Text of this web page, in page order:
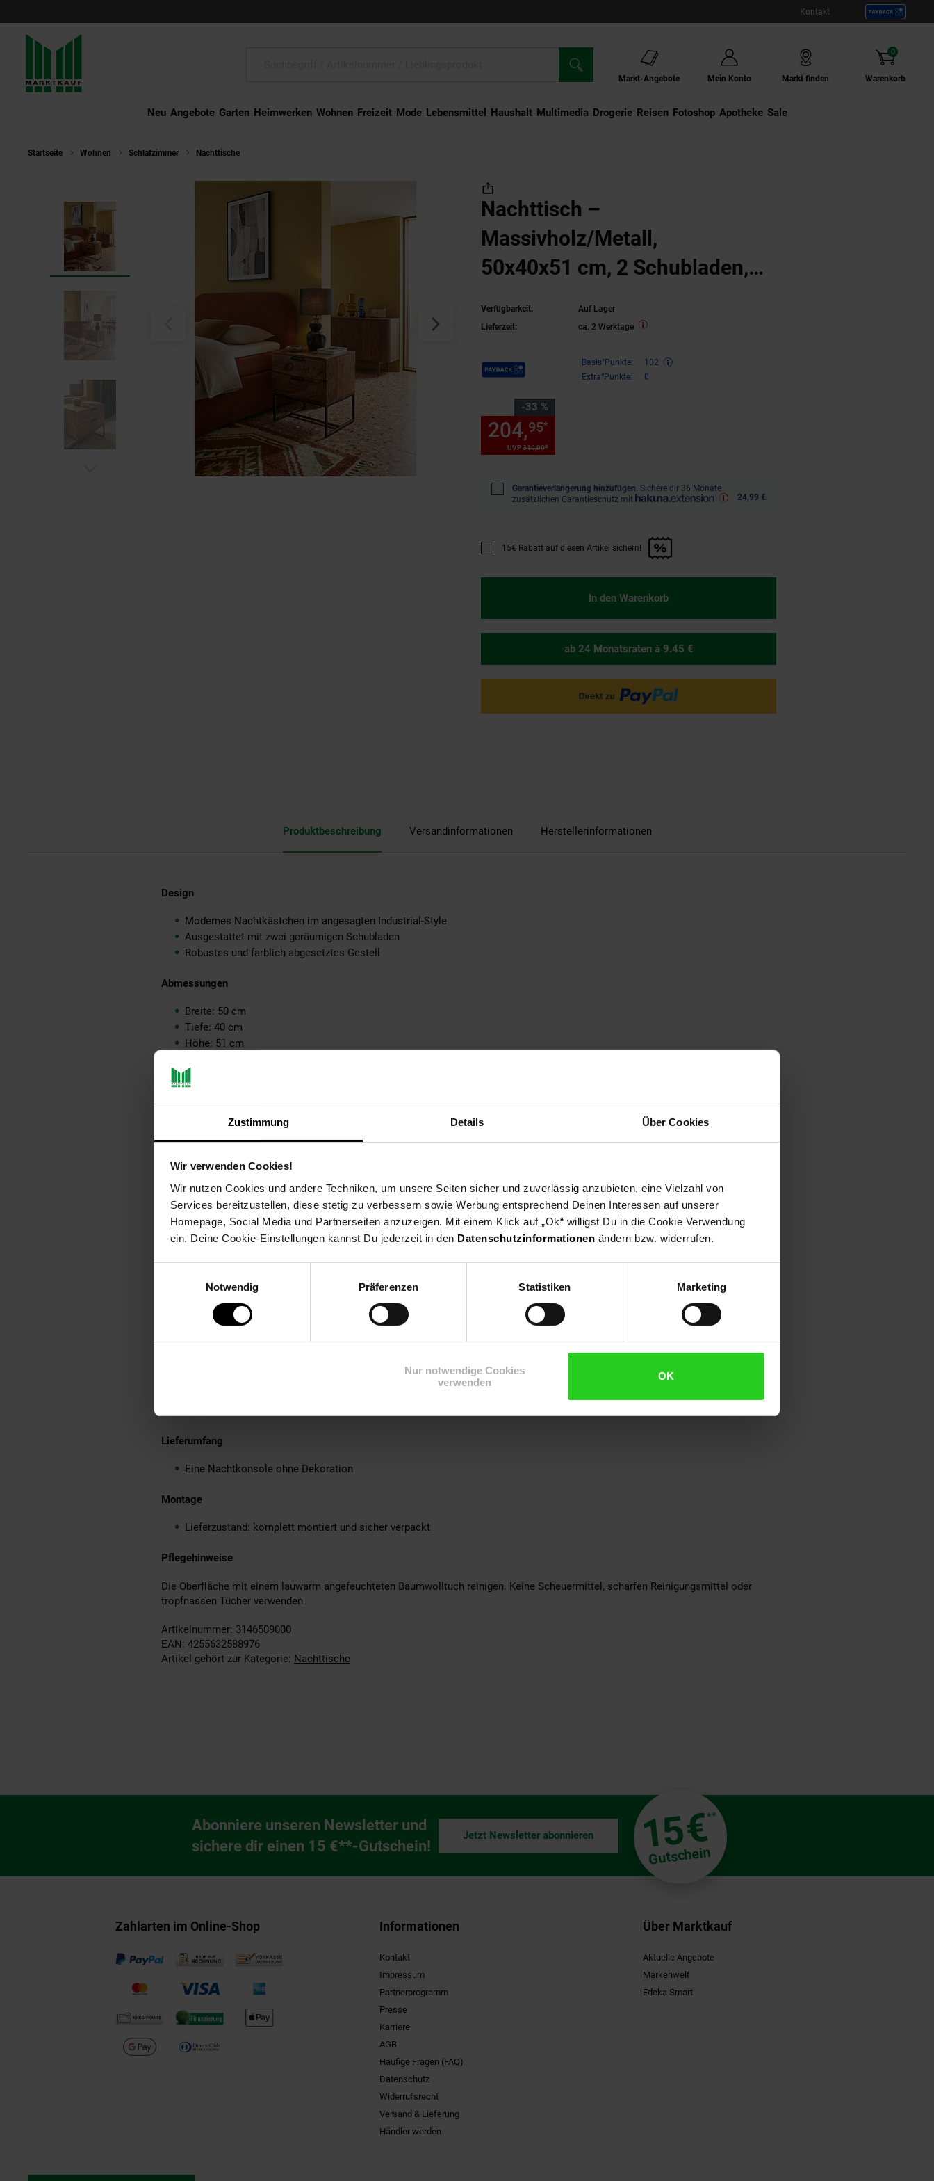
Zustimmung Details Über Cookies
Wir verwenden Cookies!
Wir nutzen Cookies und andere Techniken, um unsere Seiten sicher und zuverlässig anzubieten, eine Vielzahl von
Services bereitzustellen, diese stetig zu verbessern sowie Werbung entsprechend Deinen Interessen auf unserer
Homepage, Social Media und Partnerseiten anzuzeigen. Mit einem Klick auf „Ok“ willigst Du in die Cookie Verwendung
ein. Deine Cookie-Einstellungen kannst Du jederzeit in den Datenschutzinformationen ändern bzw. widerrufen.
Notwendig
Präferenzen Statistiken Marketing
Nur notwendige Cookies
verwenden
OK
Kontakt
Markt-Angebote Mein Konto Markt finden Warenkorb
0
Artikel
Neu Angebote Garten Heimwerken Wohnen Freizeit Mode Lebensmittel Haushalt Multimedia Drogerie Externer Link:
Reisen Externer Link:
Fotoshop Externer Link:
Apotheke Sale
Startseite Wohnen Schlafzimmer Nachttische
Nachttisch –
Massivholz/Metall,
50x40x51 cm, 2 Schubladen,
Verfügbarkeit:
Auf Lager
Lieferzeit:
ca. 2 Werktage
Payback Punkte Basis°Punkte:
102
Extra°Punkte:
0
-33 %
Sie Sparen 33 Prozent,
UVP310,00*
204,95*
Garantieverlängerung hinzufügen. Sichere dir 36 Monate
zusätzlichen Garantieschutz mit
24,99 €
Promotion "15€ Rabatt auf diesen Artikel sichern!" anwenden
15€ Rabatt auf diesen Artikel sichern!
In den Warenkorb
ab 24 Monatsraten à 9.45 €
Produktbeschreibung Versandinformationen Herstellerinformationen
Design
Modernes Nachtkästchen im angesagten Industrial-Style
Ausgestattet mit zwei geräumigen Schubladen
Robustes und farblich abgesetztes Gestell
Abmessungen
Breite: 50 cm
Tiefe: 40 cm
Höhe: 51 cm
Tischplattenstärke: ca. 1,5 cm
Metallstärke: 1,5 cm
Weitere Abmessungen finden Sie im Maßbild
Farbe
Korpus: Braun
Gestell und Griffe: Schwarz
Besonderheiten
Jeder Nachtschrank wurde in liebevoller Handarbeit gefertigt und ist daher ein absolutes Unikat
Aufgrund der Größe ist das Nachtkästchen ideal für Boxspringbetten geeignet
Anti-Rutsch-Noppen schützen Ihren Fußboden und das Metall vor unschönen Kratzern
Empfohlene Maximalbelastbarkeit: 20 kg
Korpus: Sheesham Massivholz, mit Klarlack beschichtet
Lieferumfang
Eine Nachtkonsole ohne Dekoration
Montage
Lieferzustand: komplett montiert und sicher verpackt
Pflegehinweise
Die Oberfläche mit einem lauwarm angefeuchteten Baumwolltuch reinigen. Keine Scheuermittel, scharfen Reinigungsmittel oder
tropfnassen Tücher verwenden.
Artikelnummer: 3146509000
EAN: 4255632588976
Artikel gehört zur Kategorie: Nachttische
Newsletter Anmeldung
Abonniere unseren Newsletter und
sichere dir einen 15 €**-Gutschein!
15€**
Gutschein
Jetzt Newsletter abonnieren
Zahlarten im Online-Shop Informationen
Kontakt
Impressum
Partnerprogramm
Presse
Karriere
AGB
Häufige Fragen (FAQ)
Datenschutz
Widerrufsrecht
Versand & Lieferung
Händler werden
Über Marktkauf
Aktuelle Angebote
Markenwelt
Edeka Smart